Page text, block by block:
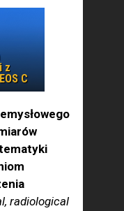
z
C
tematyki
radiological